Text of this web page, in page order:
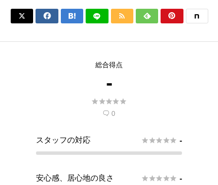
     
総合得点
-

 0
スタッフの対応  -
安心感、居心地の良さ  -